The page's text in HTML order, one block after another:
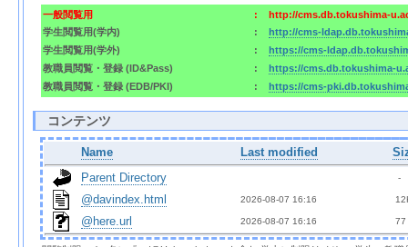
一般閲覧用 :
http://cms.db.tokushima-
学生閲覧用(学内)
:
http://cms-
学生閲覧用(学外)
:
https://cms-
教職員閲覧・登録 (ID&Pass)
:
https://cms.db.tokushima-
教職員閲覧・登録 (EDB/PKI)
: https://cms-
コンテンツ
Name Last modified
Parent Directory
  -
@davindex.html 2026-08-07 16:16
@here.url 2026-08-07 16:16 77